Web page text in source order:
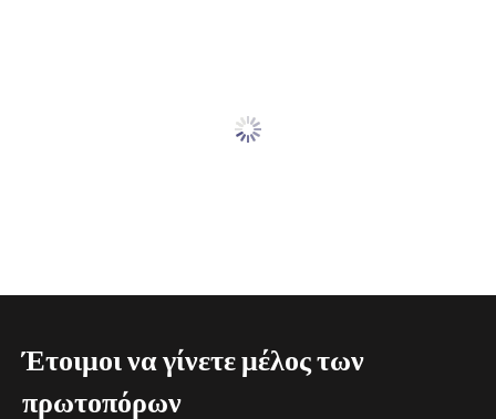
Έτοιμοι να γίνετε μέλος των
πρωτοπόρων